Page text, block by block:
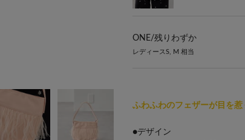
ONE/残りわずか
レディースS, M 相当
ふわふわのフェザーが目を
●デザイン